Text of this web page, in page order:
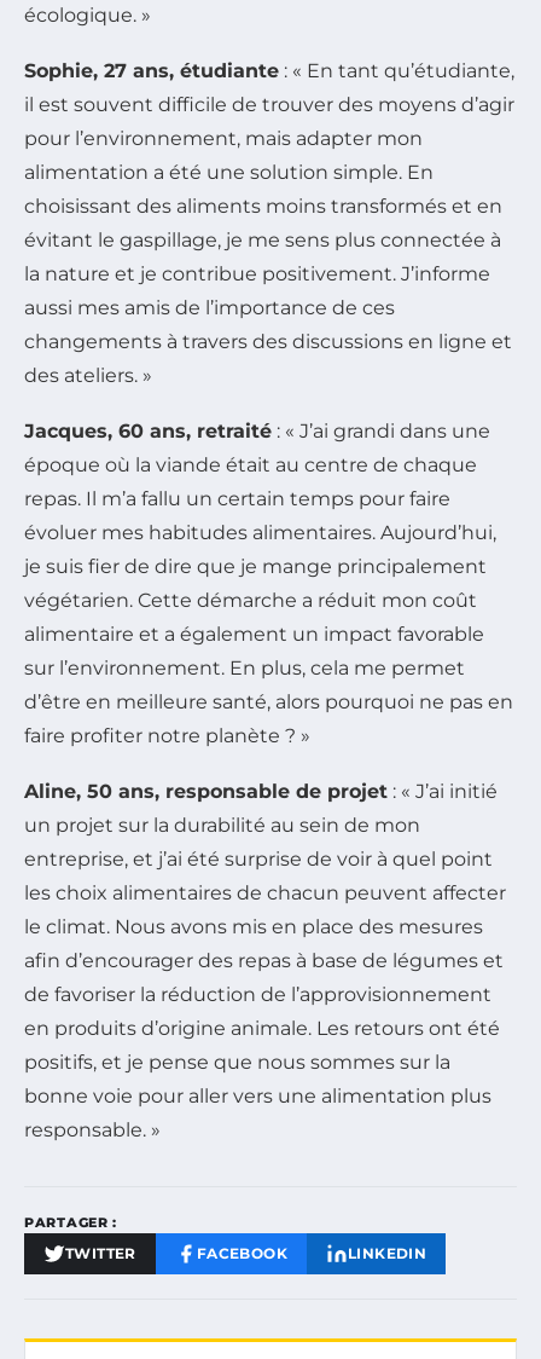
écologique. »
Sophie, 27 ans, étudiante : « En tant qu’étudiante,
il est souvent difficile de trouver des moyens d’agir
pour l’environnement, mais adapter mon
alimentation a été une solution simple. En
choisissant des aliments moins transformés et en
évitant le gaspillage, je me sens plus connectée à
la nature et je contribue positivement. J’informe
aussi mes amis de l’importance de ces
changements à travers des discussions en ligne et
des ateliers. »
Jacques, 60 ans, retraité : « J’ai grandi dans une
époque où la viande était au centre de chaque
repas. Il m’a fallu un certain temps pour faire
évoluer mes habitudes alimentaires. Aujourd’hui,
je suis fier de dire que je mange principalement
végétarien. Cette démarche a réduit mon coût
alimentaire et a également un impact favorable
sur l’environnement. En plus, cela me permet
d’être en meilleure santé, alors pourquoi ne pas en
faire profiter notre planète ? »
Aline, 50 ans, responsable de projet : « J’ai initié
un projet sur la durabilité au sein de mon
entreprise, et j’ai été surprise de voir à quel point
les choix alimentaires de chacun peuvent affecter
le climat. Nous avons mis en place des mesures
afin d’encourager des repas à base de légumes et
de favoriser la réduction de l’approvisionnement
en produits d’origine animale. Les retours ont été
positifs, et je pense que nous sommes sur la
bonne voie pour aller vers une alimentation plus
responsable. »
PARTAGER :
TWITTER FACEBOOK LINKEDIN